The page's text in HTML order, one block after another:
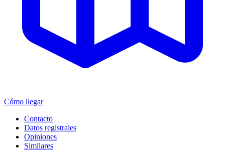
Cómo llegar
Contacto
Datos registrales
Opiniones
Similares